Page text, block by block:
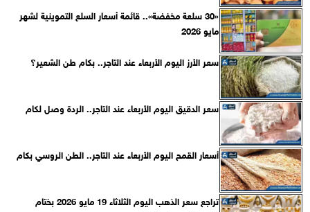
«30 سلعة مخفضة».. قائمة أسعار السلع التموينية لشهر
مايو 2026
سعر الأرز اليوم الأربعاء عند التاجر.. بكام طن الشعير؟
سعر الدقيق اليوم الأربعاء عند التاجر.. الردة وصل لكام
أسعار القمح اليوم الأربعاء عند التاجر.. الطن الروسي بكام
تراجع سعر الذهب اليوم الثلاثاء 19 مايو 2026 بختام